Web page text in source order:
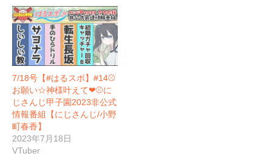
7/18号【#はるスポ】#14⚾
お願い☆神様叶えて❤⚾に
じさんじ甲子園2023非公式
情報番組【にじさんじ/小野
町春香】
2023年7月18日
VTuber